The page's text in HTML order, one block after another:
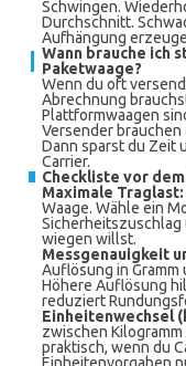
Schwingen.
Durchschnitt.
Aufhängung
Wann brauche ich
Paketwaage?
Wenn du oft
Abrechnung
Plattformwaagen
Versender
Dann sparst du Zeit
Carrier.
Checkliste vor
Maximale Traglast:
Waage. Wähle ein
Sicherheitszuschlag
wiegen willst.
Messgenauigkeit
Auflösung in Gramm
Höhere Auflösung
reduziert
Einheitenwechsel
zwischen
praktisch, wenn du